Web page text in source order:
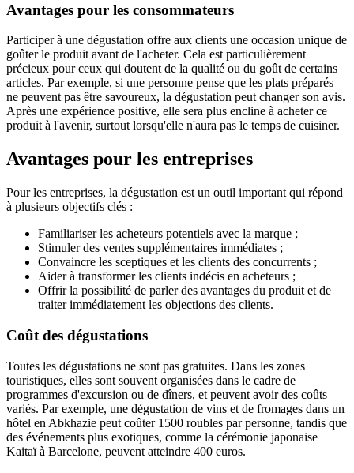
Avantages pour les consommateurs
Participer à une dégustation offre aux clients une occasion unique de
goûter le produit avant de l'acheter. Cela est particulièrement
précieux pour ceux qui doutent de la qualité ou du goût de certains
articles. Par exemple, si une personne pense que les plats préparés
ne peuvent pas être savoureux, la dégustation peut changer son avis.
Après une expérience positive, elle sera plus encline à acheter ce
produit à l'avenir, surtout lorsqu'elle n'aura pas le temps de cuisiner.
Avantages pour les entreprises
Pour les entreprises, la dégustation est un outil important qui répond
à plusieurs objectifs clés :
Familiariser les acheteurs potentiels avec la marque ;
Stimuler des ventes supplémentaires immédiates ;
Convaincre les sceptiques et les clients des concurrents ;
Aider à transformer les clients indécis en acheteurs ;
Offrir la possibilité de parler des avantages du produit et de
traiter immédiatement les objections des clients.
Coût des dégustations
Toutes les dégustations ne sont pas gratuites. Dans les zones
touristiques, elles sont souvent organisées dans le cadre de
programmes d'excursion ou de dîners, et peuvent avoir des coûts
variés. Par exemple, une dégustation de vins et de fromages dans un
hôtel en Abkhazie peut coûter 1500 roubles par personne, tandis que
des événements plus exotiques, comme la cérémonie japonaise
Kaitaï à Barcelone, peuvent atteindre 400 euros.